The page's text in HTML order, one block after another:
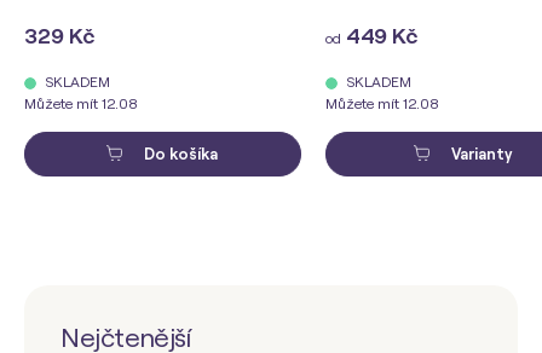
329 Kč
SKLADEM
Můžete mít 12.08
Do košíka
od 449 Kč
SKLADEM
Můžete mít 12.08
Varianty
Nejčtenější